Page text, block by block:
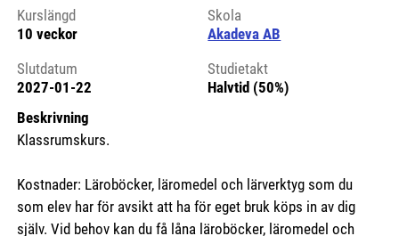
Kurslängd
10 veckor
Skola
Akadeva AB
Slutdatum
2027-01-22
Studietakt
Halvtid (50%)
Beskrivning
Klassrumskurs.
Kostnader: Läroböcker, läromedel och lärverktyg som du
som elev har för avsikt att ha för eget bruk köps in av dig
själv. Vid behov kan du få låna läroböcker, läromedel och